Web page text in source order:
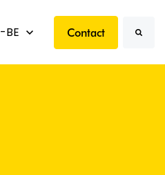
propos
submenu for translations
BE Contact